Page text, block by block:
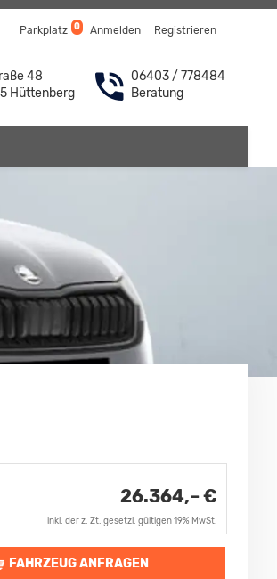
Parkplatz 0 Anmelden Registrieren
48
Hüttenberg
06403 / 778484
Beratung
26.364,– €
inkl. der z. Zt. gesetzl. gültigen 19% MwSt.
FAHRZEUG ANFRAGEN